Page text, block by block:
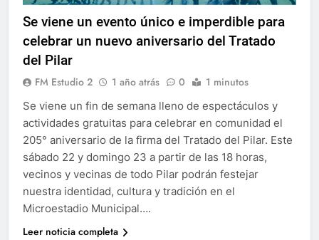
Se viene un evento único e imperdible para
celebrar un nuevo aniversario del Tratado
del Pilar
FM Estudio 2 1 año atrás 0 1 minutos
Se viene un fin de semana lleno de espectáculos y
actividades gratuitas para celebrar en comunidad el
205° aniversario de la firma del Tratado del Pilar. Este
sábado 22 y domingo 23 a partir de las 18 horas,
vecinos y vecinas de todo Pilar podrán festejar
nuestra identidad, cultura y tradición en el
Microestadio Municipal….
Leer noticia completa